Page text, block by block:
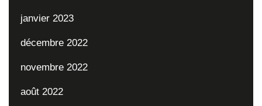
janvier 2023
décembre 2022
novembre 2022
août 2022